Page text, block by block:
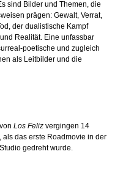
sind Bilder und Themen, die
prägen: Gewalt, Verrat,
der dualistische Kampf
Realität. Eine unfassbar
poetische und zugleich
als Leitbilder und die
Los Feliz vergingen 14
das erste Roadmovie in der
gedreht wurde.